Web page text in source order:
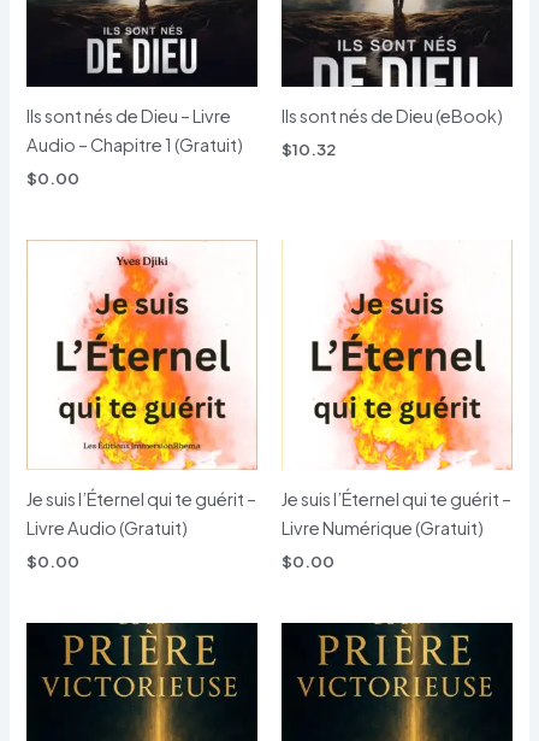
Ils sont nés de Dieu – Livre
Audio – Chapitre 1 (Gratuit)
$0.00
Ils sont nés de Dieu (eBook)
$10.32
Je suis l’Éternel qui te guérit –
Livre Audio (Gratuit)
$0.00
Je suis l’Éternel qui te guérit –
Livre Numérique (Gratuit)
$0.00